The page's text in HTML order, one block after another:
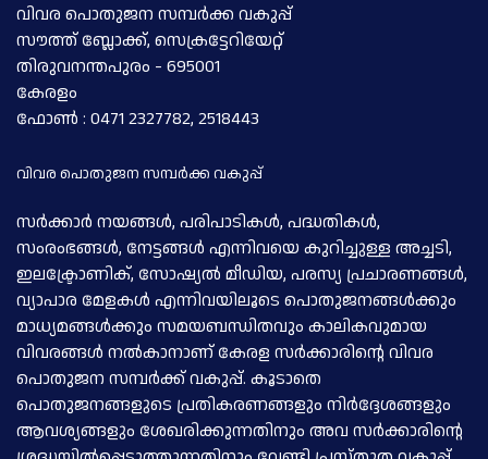
വിവര പൊതുജന സമ്പര്‍ക്ക വകുപ്പ്
സൗത്ത് ബ്ലോക്ക്, സെക്രട്ടേറിയേറ്റ്
തിരുവനന്തപുരം - 695001
കേരളം
ഫോണ്‍ : 0471 2327782, 2518443
വിവര പൊതുജന സമ്പര്‍ക്ക വകുപ്പ്
സര്‍ക്കാര്‍ നയങ്ങള്‍, പരിപാടികള്‍, പദ്ധതികള്‍,
സംരംഭങ്ങള്‍, നേട്ടങ്ങള്‍ എന്നിവയെ കുറിച്ചുള്ള അച്ചടി,
ഇലക്ട്രോണിക്, സോഷ്യല്‍ മീഡിയ, പരസ്യ പ്രചാരണങ്ങള്‍,
വ്യാപാര മേളകള്‍ എന്നിവയിലൂടെ പൊതുജനങ്ങള്‍ക്കും
മാധ്യമങ്ങള്‍ക്കും സമയബന്ധിതവും കാലികവുമായ
വിവരങ്ങള്‍ നല്‍കാനാണ് കേരള സര്‍ക്കാരിന്റെ വിവര
പൊതുജന സമ്പര്‍ക്ക് വകുപ്പ്. കൂടാതെ
പൊതുജനങ്ങളുടെ പ്രതികരണങ്ങളും നിര്‍ദ്ദേശങ്ങളും
ആവശ്യങ്ങളും ശേഖരിക്കുന്നതിനും അവ സര്‍ക്കാരിന്റെ